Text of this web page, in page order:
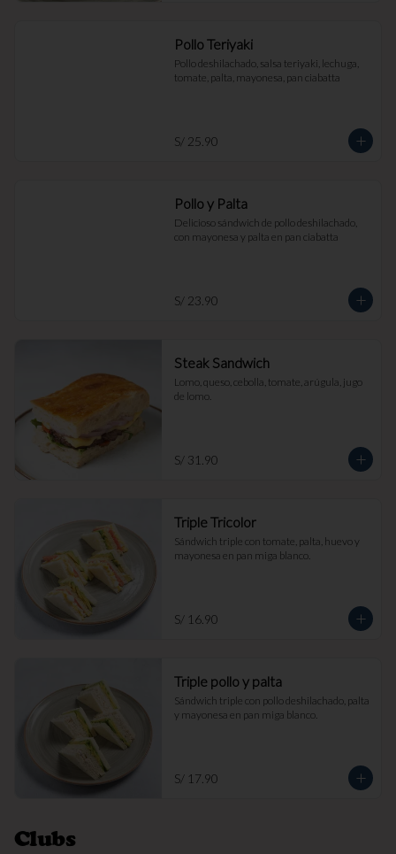
Pollo Teriyaki
Pollo deshilachado, salsa teriyaki, lechuga,
tomate, palta, mayonesa, pan ciabatta
S/ 25.90
Pollo y Palta
Delicioso sándwich de pollo deshilachado,
con mayonesa y palta en pan ciabatta
S/ 23.90
Steak Sandwich
Lomo, queso, cebolla, tomate, arúgula, jugo
de lomo.
S/ 31.90
Triple Tricolor
Sándwich triple con tomate, palta, huevo y
mayonesa en pan miga blanco.
S/ 16.90
Triple pollo y palta
Sándwich triple con pollo deshilachado, palta
y mayonesa en pan miga blanco.
S/ 17.90
Clubs